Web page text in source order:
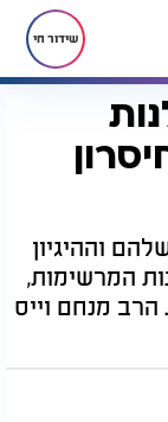
שידור חי
וההיגיון
המרשימות,
מנחם וייס